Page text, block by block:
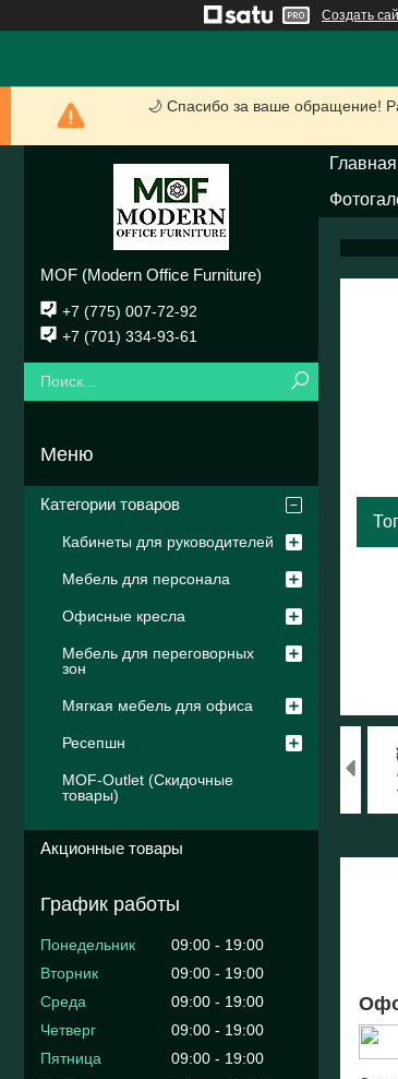
Создать
🌙 Спасибо за ваше обращение!
Главная
MOF (Modern Office Furniture)
+7 (775) 007-72-92
+7 (701) 334-93-61
Категории товаров
Кабинеты для руководителей
Мебель для персонала
Офисные кресла
Мебель для переговорных
зон
Мягкая мебель для офиса
Ресепшн
MOF-Outlet (Скидочные
товары)
Акционные товары
График работы
Понедельник 09:00
19:00
Вторник
09:00
19:00
Среда
09:00
19:00
Четверг
09:00
19:00
Пятница
09:00
19:00